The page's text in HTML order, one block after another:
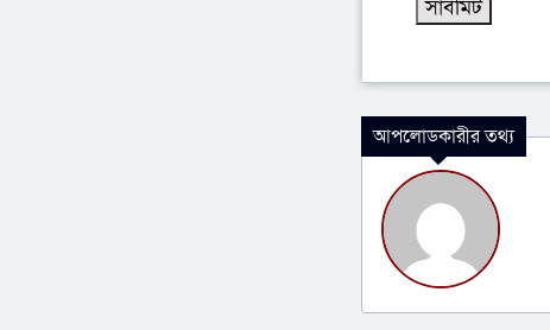
আপলোডকারীর তথ্য